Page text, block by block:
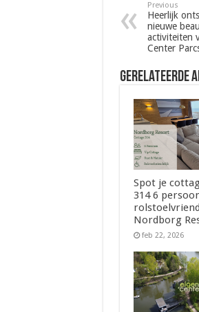
Previous
Heerlijk
nieuwe
activiteiten
Center
Gerelateerde
Spot je
314 6
Nordborg
feb 22, 2026